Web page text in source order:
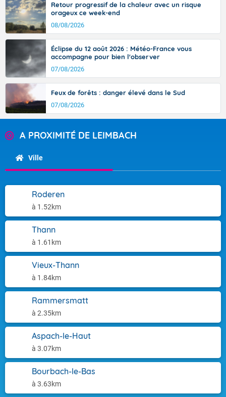
Retour progressif de la chaleur avec un risque
orageux ce week-end
08/08/2026
Éclipse du 12 août 2026 : Météo-France vous
accompagne pour bien l'observer
07/08/2026
Feux de forêts : danger élevé dans le Sud
07/08/2026
A PROXIMITÉ DE LEIMBACH
Ville
Roderen
à 1.52km
Thann
à 1.61km
Vieux-Thann
à 1.84km
Rammersmatt
à 2.35km
Aspach-le-Haut
à 3.07km
Bourbach-le-Bas
à 3.63km